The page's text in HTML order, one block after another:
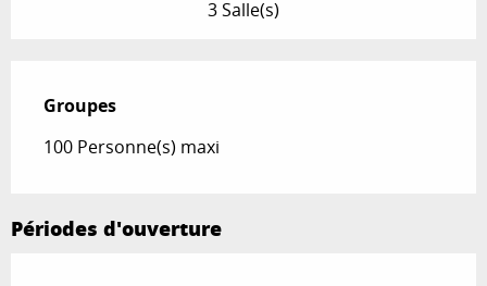
3 Salle(s)
Groupes
Groupes
100 Personne(s) maxi
Périodes d'ouverture